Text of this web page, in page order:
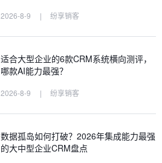
2026-8-9 | 纷享销客
适合大型企业的6款CRM系统横向测评，
哪款AI能力最强？
2026-8-9 | 纷享销客
数据孤岛如何打破？2026年集成能力最强
的大中型企业CRM盘点